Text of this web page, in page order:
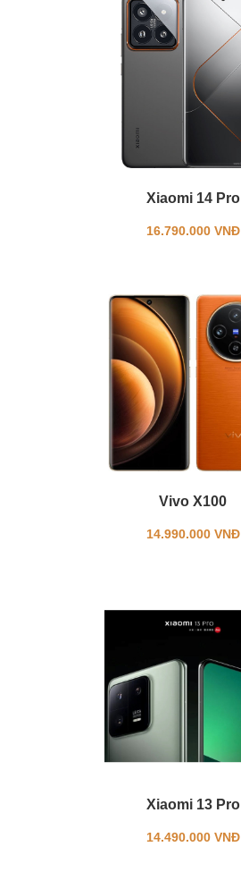
Xiaomi 14 Pro
16.790.000 VNĐ
Vivo X100
14.990.000 VNĐ
Xiaomi 13 Pro
14.490.000 VNĐ